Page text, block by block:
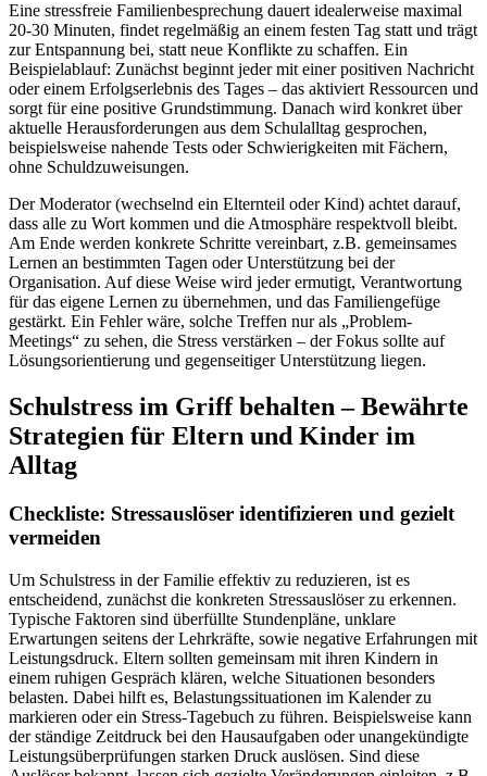
Eine stressfreie Familienbesprechung dauert idealerweise maximal
20-30 Minuten, findet regelmäßig an einem festen Tag statt und trägt
zur Entspannung bei, statt neue Konflikte zu schaffen. Ein
Beispielablauf: Zunächst beginnt jeder mit einer positiven Nachricht
oder einem Erfolgserlebnis des Tages – das aktiviert Ressourcen und
sorgt für eine positive Grundstimmung. Danach wird konkret über
aktuelle Herausforderungen aus dem Schulalltag gesprochen,
beispielsweise nahende Tests oder Schwierigkeiten mit Fächern,
ohne Schuldzuweisungen.
Der Moderator (wechselnd ein Elternteil oder Kind) achtet darauf,
dass alle zu Wort kommen und die Atmosphäre respektvoll bleibt.
Am Ende werden konkrete Schritte vereinbart, z.B. gemeinsames
Lernen an bestimmten Tagen oder Unterstützung bei der
Organisation. Auf diese Weise wird jeder ermutigt, Verantwortung
für das eigene Lernen zu übernehmen, und das Familiengefüge
gestärkt. Ein Fehler wäre, solche Treffen nur als „Problem-
Meetings“ zu sehen, die Stress verstärken – der Fokus sollte auf
Lösungsorientierung und gegenseitiger Unterstützung liegen.
Schulstress im Griff behalten – Bewährte
Strategien für Eltern und Kinder im
Alltag
Checkliste: Stressauslöser identifizieren und gezielt
vermeiden
Um Schulstress in der Familie effektiv zu reduzieren, ist es
entscheidend, zunächst die konkreten Stressauslöser zu erkennen.
Typische Faktoren sind überfüllte Stundenpläne, unklare
Erwartungen seitens der Lehrkräfte, sowie negative Erfahrungen mit
Leistungsdruck. Eltern sollten gemeinsam mit ihren Kindern in
einem ruhigen Gespräch klären, welche Situationen besonders
belasten. Dabei hilft es, Belastungssituationen im Kalender zu
markieren oder ein Stress-Tagebuch zu führen. Beispielsweise kann
der ständige Zeitdruck bei den Hausaufgaben oder unangekündigte
Leistungsüberprüfungen starken Druck auslösen. Sind diese